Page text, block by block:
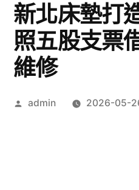
新北床墊打
照五股支票
維修
作
admin 2026-05-